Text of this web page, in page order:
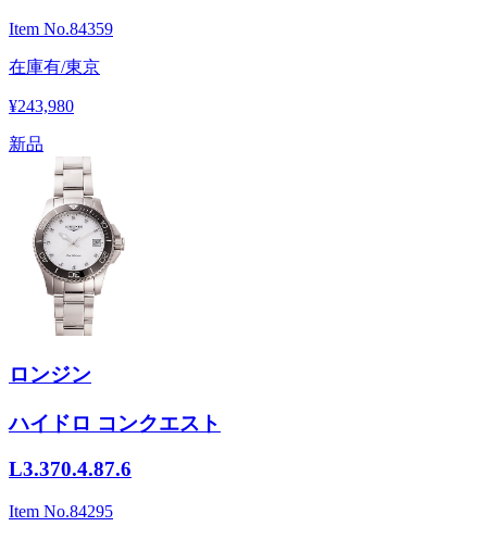
Item No.84359
在庫有/東京
¥243,980
新品
ロンジン
ハイドロ コンクエスト
L3.370.4.87.6
Item No.84295